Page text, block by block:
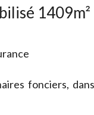
1409m²
fonciers,